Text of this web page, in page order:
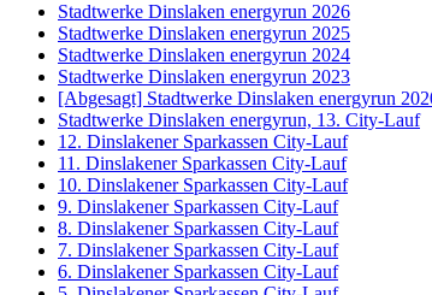
Stadtwerke Dinslaken energyrun 2026
Stadtwerke Dinslaken energyrun 2025
Stadtwerke Dinslaken energyrun 2024
Stadtwerke Dinslaken energyrun 2023
[Abgesagt] Stadtwerke Dinslaken energyrun
Stadtwerke Dinslaken energyrun, 13. City-Lauf
12. Dinslakener Sparkassen City-Lauf
11. Dinslakener Sparkassen City-Lauf
10. Dinslakener Sparkassen City-Lauf
9. Dinslakener Sparkassen City-Lauf
8. Dinslakener Sparkassen City-Lauf
7. Dinslakener Sparkassen City-Lauf
6. Dinslakener Sparkassen City-Lauf